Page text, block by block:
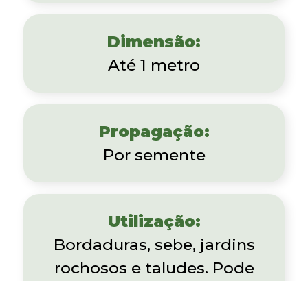
Dimensão:
Até 1 metro
Propagação:
Por semente
Utilização:
Bordaduras, sebe, jardins
rochosos e taludes. Pode